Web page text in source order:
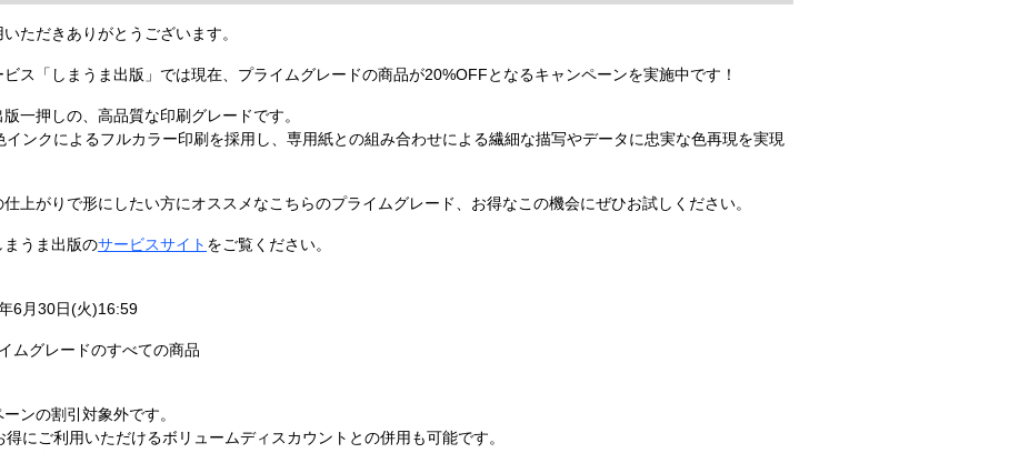
ただきありがとうございます。
ス「しまうま出版」では現在、プライムグレードの商品が20%OFFとなるキャンペーンを実施中です！
一押しの、高品質な印刷グレードです。
ンクによるフルカラー印刷を採用し、専用紙との組み合わせによる繊細な描写やデータに忠実な色再現を実現
上がりで形にしたい方にオススメなこちらのプライムグレード、お得なこの機会にぜひお試しください。
うま出版のサービスサイト をご覧ください。
6月30日(火)16:59
ムグレードのすべての商品
ンの割引対象外です。
にご利用いただけるボリュームディスカウントとの併用も可能です。